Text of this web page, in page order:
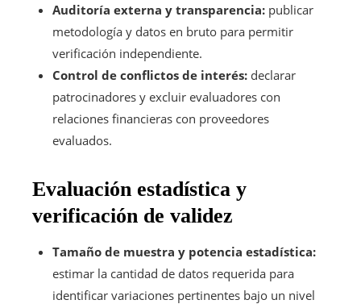
Auditoría externa y transparencia: publicar
metodología y datos en bruto para permitir
verificación independiente.
Control de conflictos de interés: declarar
patrocinadores y excluir evaluadores con
relaciones financieras con proveedores
evaluados.
Evaluación estadística y
verificación de validez
Tamaño de muestra y potencia estadística:
estimar la cantidad de datos requerida para
identificar variaciones pertinentes bajo un nivel